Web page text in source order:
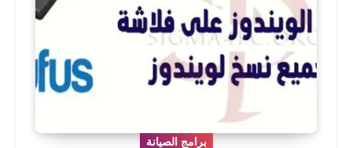
برامج الصيانة